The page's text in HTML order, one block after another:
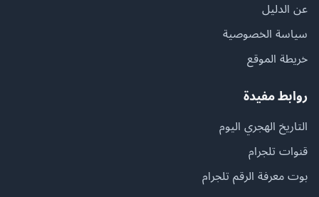
عن الدليل
سياسة الخصوصية
خريطة الموقع
روابط مفيدة
التاريخ الهجري اليوم
قنوات تلجرام
بوت معرفة الرقم تلجرام